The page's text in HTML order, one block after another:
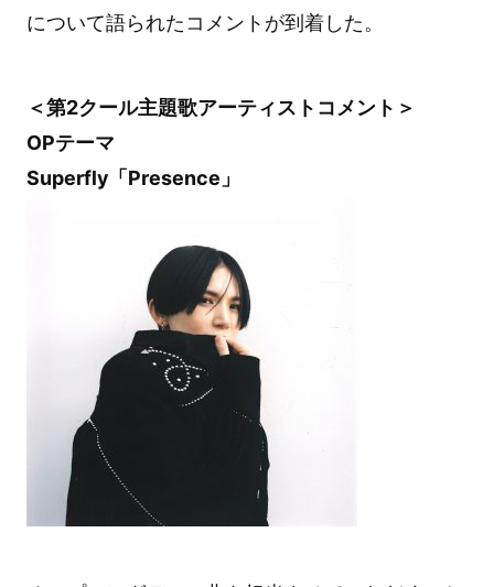
について語られたコメントが到着した。
＜第2クール主題歌アーティストコメント＞
OPテーマ
Superfly「Presence」